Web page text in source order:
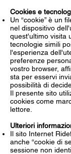
Cookies e
Un “cookie” è un
nel dispositivo
quest'ultimo visita
tecnologie simili
l'esperienza
preferenze
vostro browser,
sta per esservi
possibilità di
Il presente sito
cookies come
lettore.
Ulteriori
Il sito Internet
anche “cookie di
sessione non